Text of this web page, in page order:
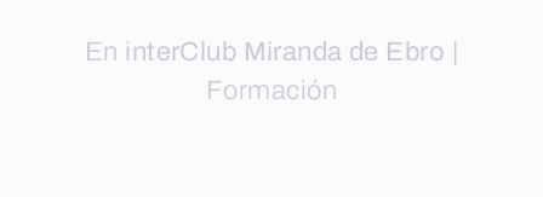
En interClub Miranda de Ebro
Formación